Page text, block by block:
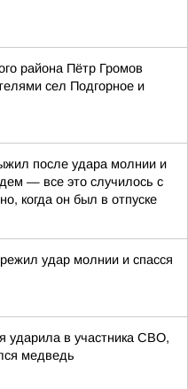
района Пётр Громов
сел Подгорное и
после удара молнии и
— все это случилось с
когда он был в отпуске
удар молнии и спасся
ударила в участника СВО,
медведь